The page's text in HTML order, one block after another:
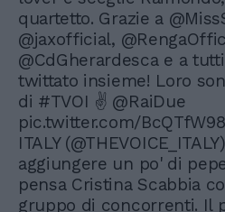
quartetto. Grazie a
@jaxofficial,
@CdGherardesca e a
twittato insieme! Loro
di #TVOI ✌ @RaiDue
pic.twitter.com/
ITALY
aggiungere un po' di
pensa Cristina Scabbia
gruppo di concorrenti. Il